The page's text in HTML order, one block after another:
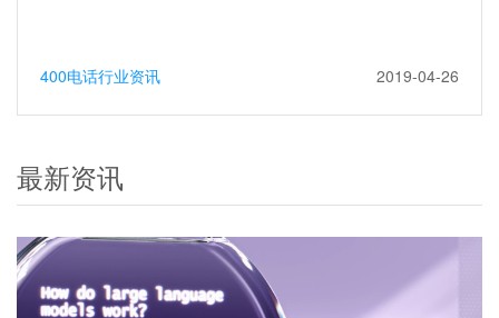
400电话行业资讯 2019-04-26
最新资讯